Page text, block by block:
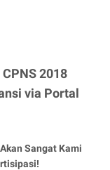
2018
via Portal
Sangat Kami